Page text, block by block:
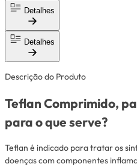
Detalhes
Detalhes
Descrição do Produto
Teflan Comprimido,
para o que serve?
Teflan é indicado para tratar os
doenças com componentes